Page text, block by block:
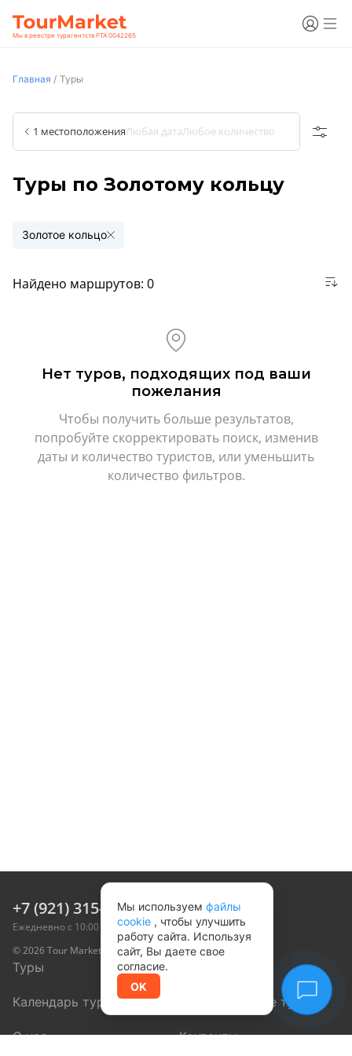
Мы в реестре турагентств РТА 0042265
Главная / Туры
1 местоположенияЛюбая датаЛюбое количество
Туры по Золотому кольцу
Золотое кольцо
Найдено маршрутов: 0
Нет туров, подходящих под ваши
пожелания
Чтобы получить больше результатов,
попробуйте скорректировать поиск, изменив
даты и количество туристов, или уменьшить
количество фильтров.
+7 (921) 315-05-55
Ежедневно с 10:00 до 20:00 мск
© 2026 Tour Marketplace, Inc. Все права защищены
Туры
Календарь туров Корпоративные туры
О нас Контакты
Мы используем файлы
cookie , чтобы улучшить
работу сайта. Используя
сайт, Вы даете свое
согласие.
OK